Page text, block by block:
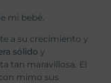
mi bebé.
a su crecimiento y
sólido y
tan maravillosa. El
mimo sus